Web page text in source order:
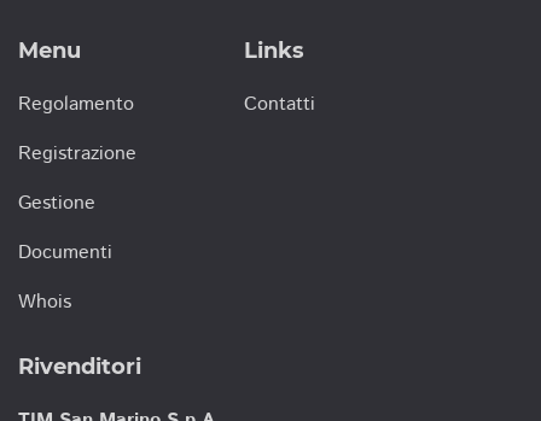
Menu
Regolamento
Registrazione
Gestione
Documenti
Whois
Links
Contatti
Rivenditori